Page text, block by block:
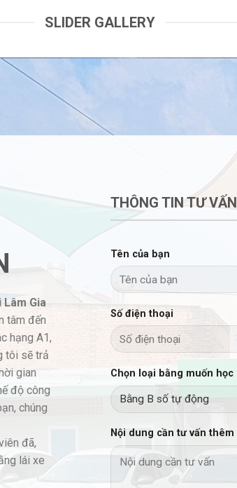
SLIDER GALLERY
Gia
tâm đến
hạng A1,
tôi sẽ trả
gian
độ công
chúng
đã,
lái xe
THÔNG TIN TƯ VẤN
Tên của bạn
Số điện thoại
Chọn loại bằng muốn học
Nội dung cần tư vấn thêm